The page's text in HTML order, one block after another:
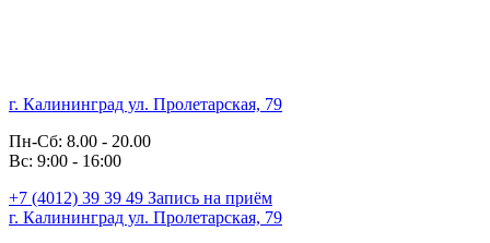
г. Калининград ул. Пролетарская, 79
Пн-Сб: 8.00 - 20.00
Вс: 9:00 - 16:00
+7 (4012) 39 39 49 Запись на приём
г. Калининград ул. Пролетарская, 79